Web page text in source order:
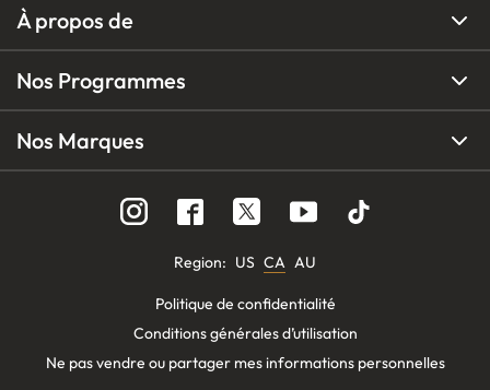
À propos de
Nos Programmes
Nos Marques
Region: US CA AU
Politique de confidentialité
Conditions générales d’utilisation
Ne pas vendre ou partager mes informations personnelles